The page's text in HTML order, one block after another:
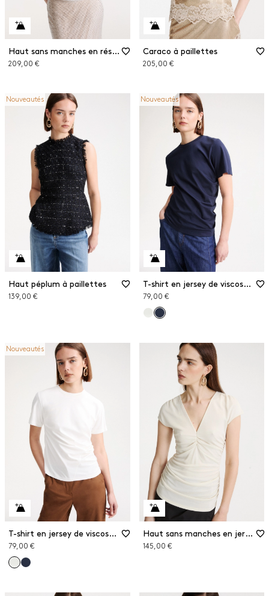
Haut sans manches en résille à strass
209,00 €
Caraco à paillettes
205,00 €
Nouveautés
Haut péplum à paillettes
139,00 €
Nouveautés
T-shirt en jersey de viscose stretch
79,00 €
Nouveautés
T-shirt en jersey de viscose stretch
79,00 €
Haut sans manches en jersey crêpe
145,00 €